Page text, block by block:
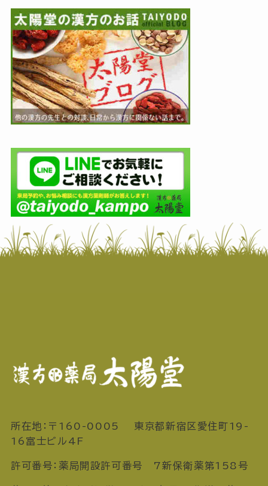
所在地：〒160-0005 東京都新宿区愛住町19-
16富士ビル4F
許可番号：薬局開設許可番号 7新保衛薬第158号